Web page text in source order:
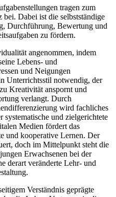
tragen zum
Dabei ist die selbstständige
Durchführung, Bewertung und
zu fördern.
angenommen, indem
Lebens- und
und Neigungen
Unterrichtsstil notwendig, der
Kreativität anspornt und
verlangt. Durch
wird fachliches
systematische und zielgerichtete
Medien fördert das
und kooperative Lernen. Der
doch im Mittelpunkt steht die
Erwachsenen bei der
derart veränderte Lehr- und
Verständnis geprägte